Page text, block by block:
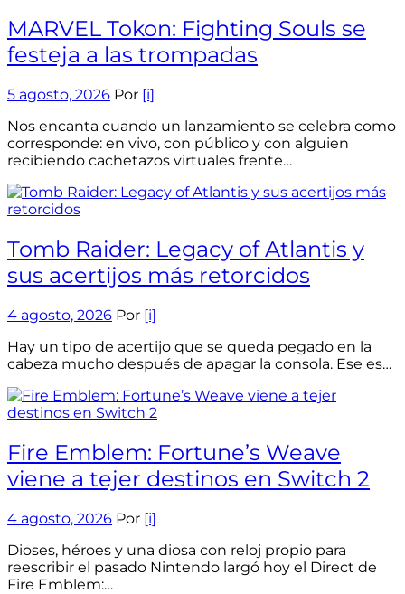
MARVEL Tokon: Fighting Souls se
festeja a las trompadas
5 agosto, 2026 Por [i]
Nos encanta cuando un lanzamiento se celebra como
corresponde: en vivo, con público y con alguien
recibiendo cachetazos virtuales frente…
Tomb Raider: Legacy of Atlantis y
sus acertijos más retorcidos
4 agosto, 2026 Por [i]
Hay un tipo de acertijo que se queda pegado en la
cabeza mucho después de apagar la consola. Ese es…
Fire Emblem: Fortune’s Weave
viene a tejer destinos en Switch 2
4 agosto, 2026 Por [i]
Dioses, héroes y una diosa con reloj propio para
reescribir el pasado Nintendo largó hoy el Direct de
Fire Emblem:…